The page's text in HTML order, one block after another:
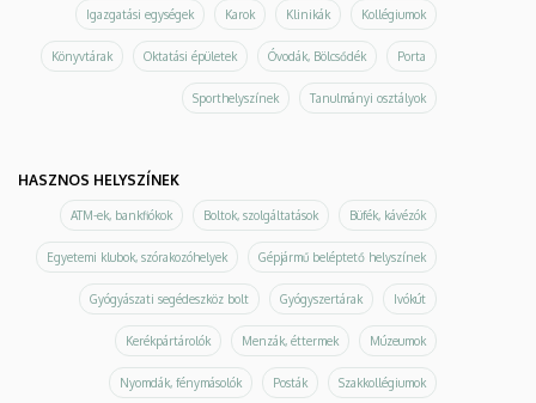
Igazgatási egységek Karok Klinikák Kollégiumok
Könyvtárak Oktatási épületek Óvodák, Bölcsődék Porta
Sporthelyszínek Tanulmányi osztályok
HASZNOS HELYSZÍNEK
ATM-ek, bankfiókok Boltok, szolgáltatások Büfék, kávézók
Egyetemi klubok, szórakozóhelyek Gépjármű beléptető helyszínek
Gyógyászati segédeszköz bolt Gyógyszertárak Ivókút
Kerékpártárolók Menzák, éttermek Múzeumok
Nyomdák, fénymásolók Posták Szakkollégiumok